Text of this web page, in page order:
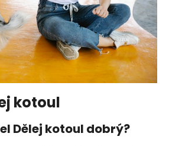
kotoul
Dělej kotoul dobrý?